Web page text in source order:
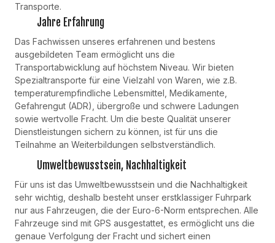
Transporte.
Jahre Erfahrung
Das Fachwissen unseres erfahrenen und bestens
ausgebildeten Team ermöglicht uns die
Transportabwicklung auf höchstem Niveau. Wir bieten
Spezialtransporte für eine Vielzahl von Waren, wie z.B.
temperaturempfindliche Lebensmittel, Medikamente,
Gefahrengut (ADR), übergroße und schwere Ladungen
sowie wertvolle Fracht. Um die beste Qualität unserer
Dienstleistungen sichern zu können, ist für uns die
Teilnahme an Weiterbildungen selbstverständlich.
Umweltbewusstsein, Nachhaltigkeit
Für uns ist das Umweltbewusstsein und die Nachhaltigkeit
sehr wichtig, deshalb besteht unser erstklassiger Fuhrpark
nur aus Fahrzeugen, die der Euro-6-Norm entsprechen. Alle
Fahrzeuge sind mit GPS ausgestattet, es ermöglicht uns die
genaue Verfolgung der Fracht und sichert einen